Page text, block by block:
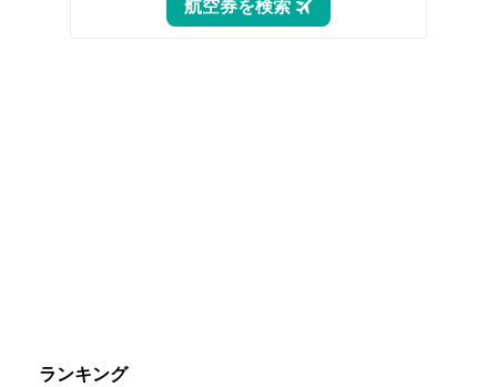
ランキング